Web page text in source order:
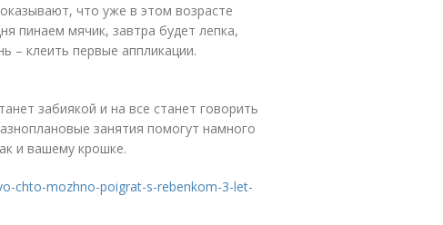
что уже в этом возрасте
пинаем мячик, завтра будет лепка,
– клеить первые аппликации.
забиякой и на все станет говорить
занятия помогут намного
и вашему крошке.
chto-mozhno-poigrat-s-rebenkom-3-let-